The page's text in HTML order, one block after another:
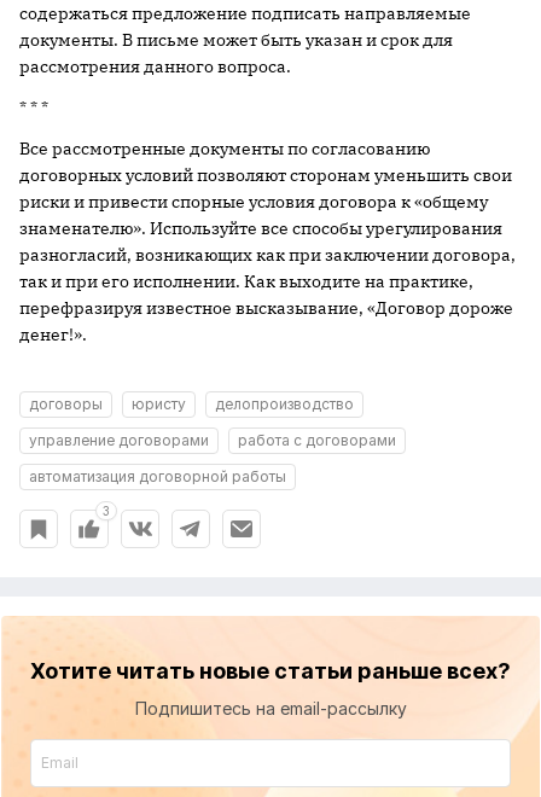
содержаться предложение подписать направляемые
документы. В письме может быть указан и срок для
рассмотрения данного вопроса.
* * *
Все рассмотренные документы по согласованию
договорных условий позволяют сторонам уменьшить свои
риски и привести спорные условия договора к «общему
знаменателю». Используйте все способы урегулирования
разногласий, возникающих как при заключении договора,
так и при его исполнении. Как выходите на практике,
перефразируя известное высказывание, «Договор дороже
денег!».
договоры юристу
делопроизводство
управление договорами
работа с договорами
автоматизация договорной работы
3
Хотите читать новые статьи раньше всех?
Подпишитесь на email-рассылку